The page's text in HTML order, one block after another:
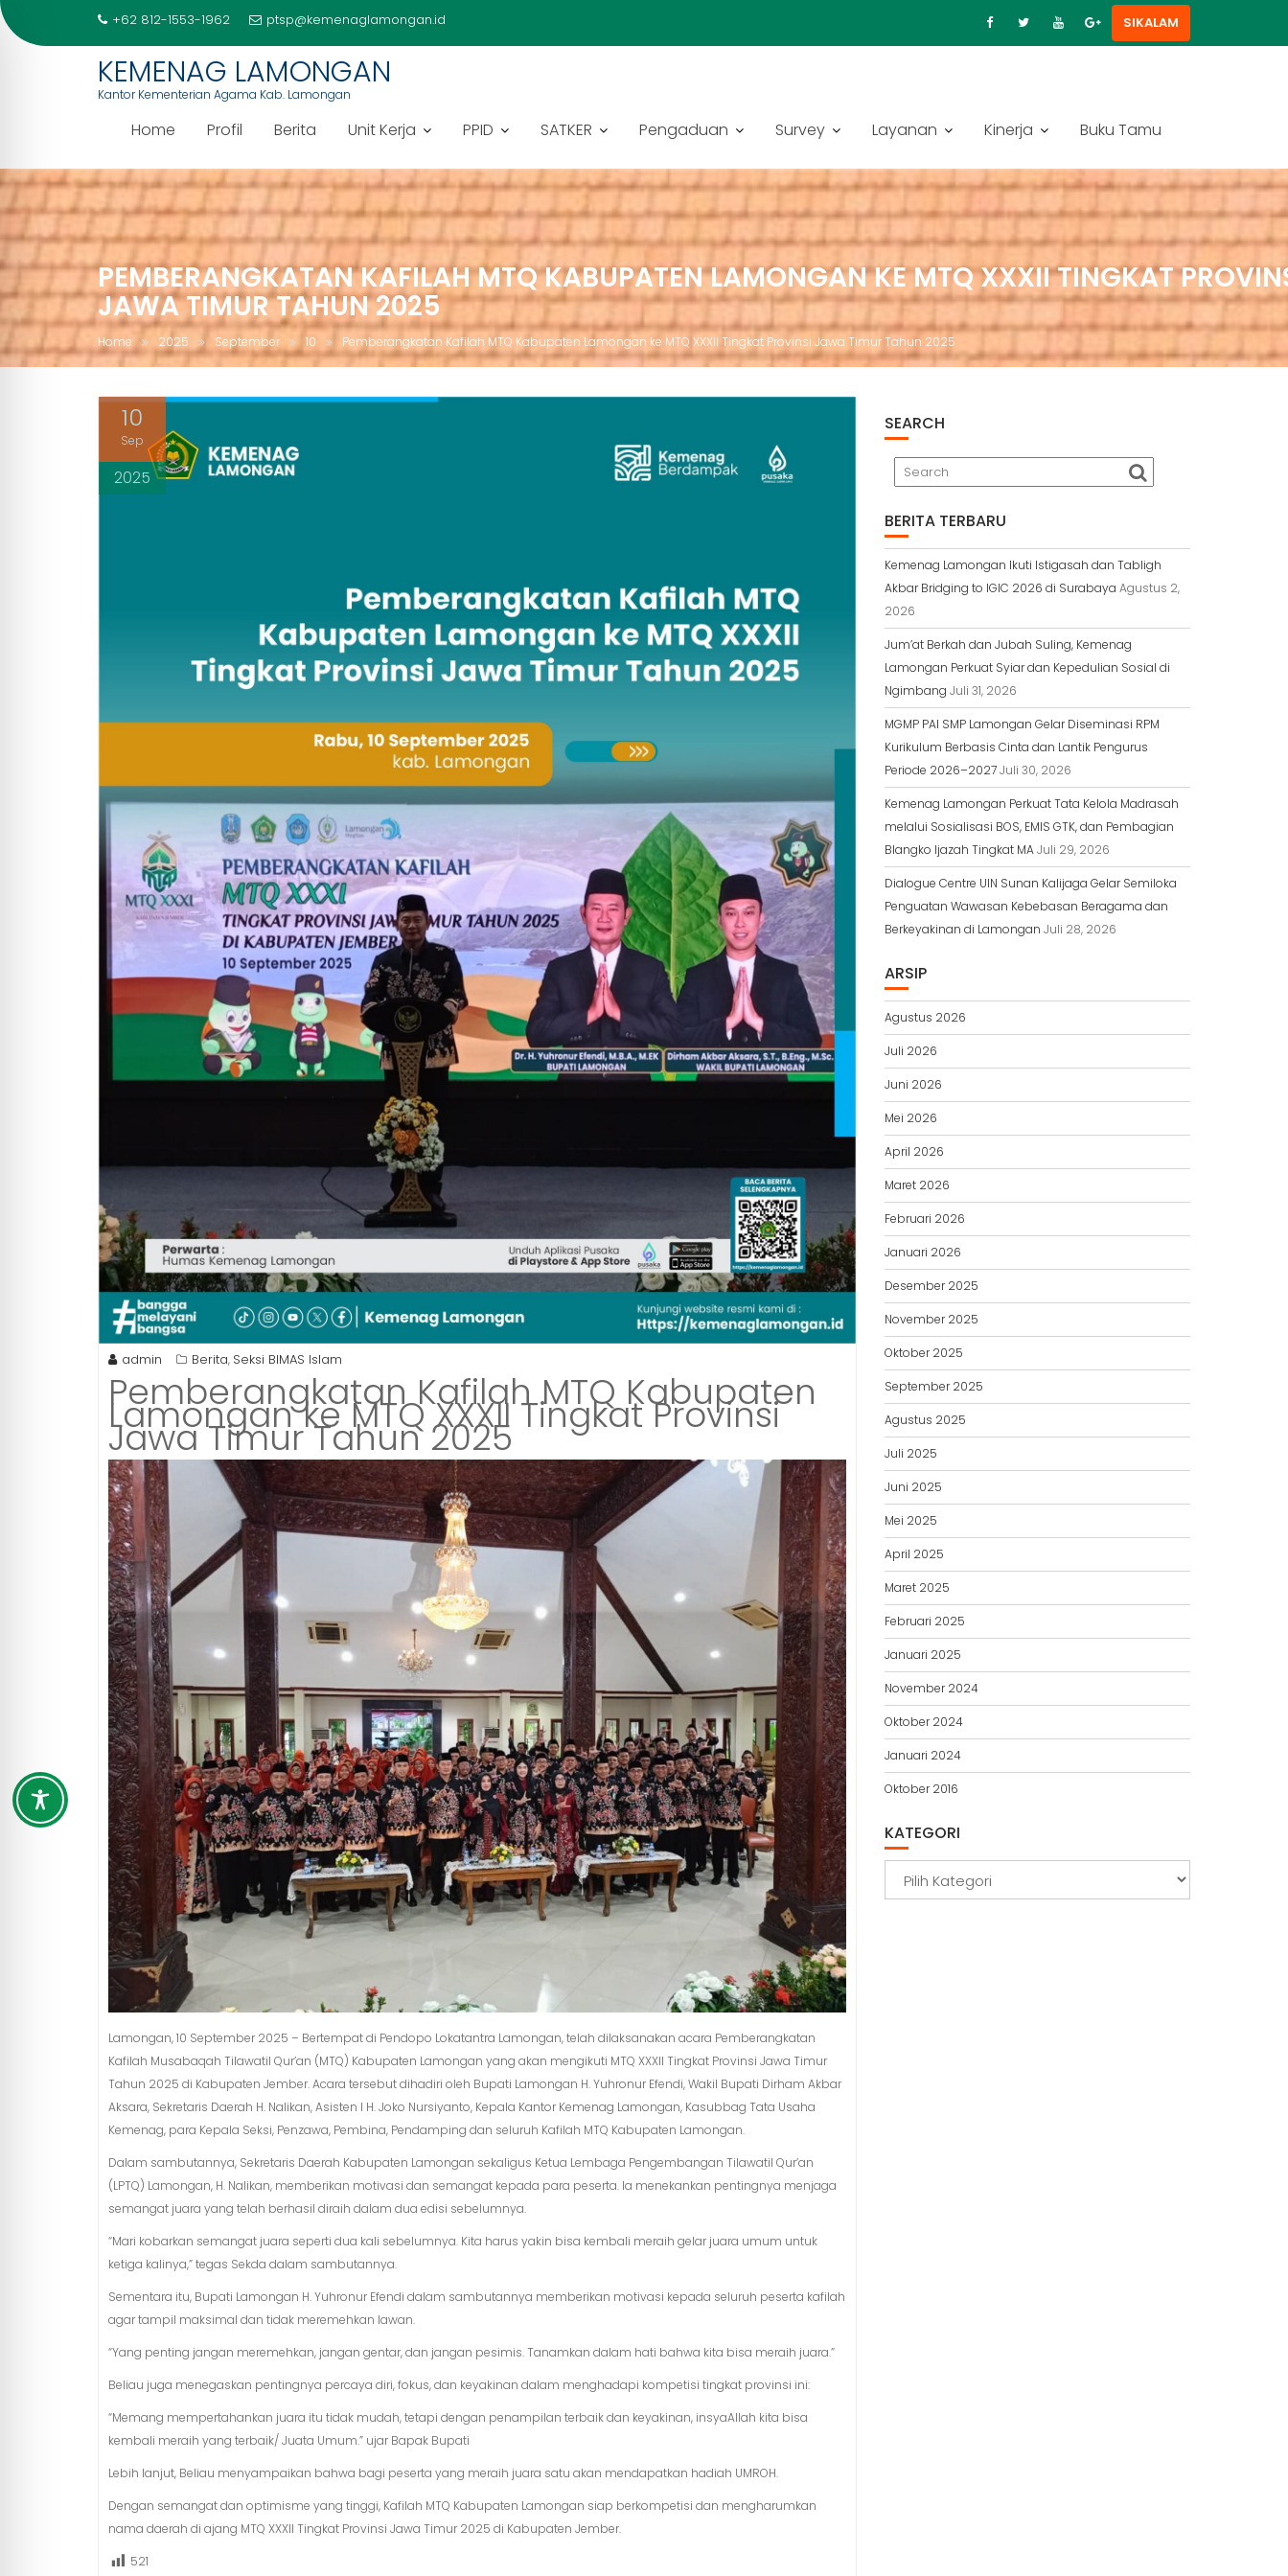
Skip
+62 812-1553-1962 ptsp@kemenaglamongan.id SIKALAM
KEMENAG LAMONGAN
Kantor Kementerian Agama Kab. Lamongan
Home Profil Berita Unit Kerja PPID SATKER Pengaduan Survey Layanan Kinerja Buku Tamu
PEMBERANGKATAN KAFILAH MTQ KABUPATEN LAMONGAN KE MTQ XXXII TINGKAT
JAWA TIMUR TAHUN 2025
Home 2025 September 10 Pemberangkatan Kafilah MTQ Kabupaten Lamongan ke MTQ XXXII Tingkat Provinsi Jawa Timur Tahun 2025
10
Sep
2025
admin Berita, Seksi BIMAS Islam
Pemberangkatan Kafilah MTQ Kabupaten
Lamongan ke MTQ XXXII Tingkat Provinsi
Jawa Timur Tahun 2025
Lamongan, 10 September 2025 – Bertempat di Pendopo Lokatantra Lamongan, telah dilaksanakan acara Pemberangkatan
Kafilah Musabaqah Tilawatil Qur’an (MTQ) Kabupaten Lamongan yang akan mengikuti MTQ XXXII Tingkat Provinsi Jawa Timur
Tahun 2025 di Kabupaten Jember. Acara tersebut dihadiri oleh Bupati Lamongan H. Yuhronur Efendi, Wakil Bupati Dirham Akbar
Aksara, Sekretaris Daerah H. Nalikan, Asisten I H. Joko Nursiyanto, Kepala Kantor Kemenag Lamongan, Kasubbag Tata Usaha
Kemenag, para Kepala Seksi, Penzawa, Pembina, Pendamping dan seluruh Kafilah MTQ Kabupaten Lamongan.
Dalam sambutannya, Sekretaris Daerah Kabupaten Lamongan sekaligus Ketua Lembaga Pengembangan Tilawatil Qur’an
(LPTQ) Lamongan, H. Nalikan, memberikan motivasi dan semangat kepada para peserta. Ia menekankan pentingnya menjaga
semangat juara yang telah berhasil diraih dalam dua edisi sebelumnya.
“Mari kobarkan semangat juara seperti dua kali sebelumnya. Kita harus yakin bisa kembali meraih gelar juara umum untuk
ketiga kalinya,” tegas Sekda dalam sambutannya.
Sementara itu, Bupati Lamongan H. Yuhronur Efendi dalam sambutannya memberikan motivasi kepada seluruh peserta kafilah
agar tampil maksimal dan tidak meremehkan lawan.
“Yang penting jangan meremehkan, jangan gentar, dan jangan pesimis. Tanamkan dalam hati bahwa kita bisa meraih juara.”
Beliau juga menegaskan pentingnya percaya diri, fokus, dan keyakinan dalam menghadapi kompetisi tingkat provinsi ini:
“Memang mempertahankan juara itu tidak mudah, tetapi dengan penampilan terbaik dan keyakinan, insyaAllah kita bisa
kembali meraih yang terbaik/ Juata Umum.” ujar Bapak Bupati
Lebih lanjut, Beliau menyampaikan bahwa bagi peserta yang meraih juara satu akan mendapatkan hadiah UMROH.
Dengan semangat dan optimisme yang tinggi, Kafilah MTQ Kabupaten Lamongan siap berkompetisi dan mengharumkan
nama daerah di ajang MTQ XXXII Tingkat Provinsi Jawa Timur 2025 di Kabupaten Jember.
521
SEARCH
BERITA TERBARU
Kemenag Lamongan Ikuti Istigasah dan Tabligh
Akbar Bridging to IGIC 2026 di Surabaya Agustus 2,
2026
Jum’at Berkah dan Jubah Suling, Kemenag
Lamongan Perkuat Syiar dan Kepedulian Sosial di
Ngimbang Juli 31, 2026
MGMP PAI SMP Lamongan Gelar Diseminasi RPM
Kurikulum Berbasis Cinta dan Lantik Pengurus
Periode 2026–2027Juli 30, 2026
Kemenag Lamongan Perkuat Tata Kelola Madrasah
melalui Sosialisasi BOS, EMIS GTK, dan Pembagian
Blangko Ijazah Tingkat MAJuli 29, 2026
Dialogue Centre UIN Sunan Kalijaga Gelar Semiloka
Penguatan Wawasan Kebebasan Beragama dan
Berkeyakinan di Lamongan Juli 28, 2026
ARSIP
Agustus 2026
Juli 2026
Juni 2026
Mei 2026
April 2026
Maret 2026
Februari 2026
Januari 2026
Desember 2025
November 2025
Oktober 2025
September 2025
Agustus 2025
Juli 2025
Juni 2025
Mei 2025
April 2025
Maret 2025
Februari 2025
Januari 2025
November 2024
Oktober 2024
Januari 2024
Oktober 2016
KATEGORI